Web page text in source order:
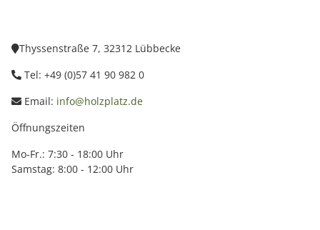
Thyssenstraße 7, 32312 Lübbecke
Tel: +49 (0)57 41 90 982 0
Email: info@holzplatz.de
Öffnungszeiten
Mo-Fr.: 7:30 - 18:00 Uhr
Samstag: 8:00 - 12:00 Uhr